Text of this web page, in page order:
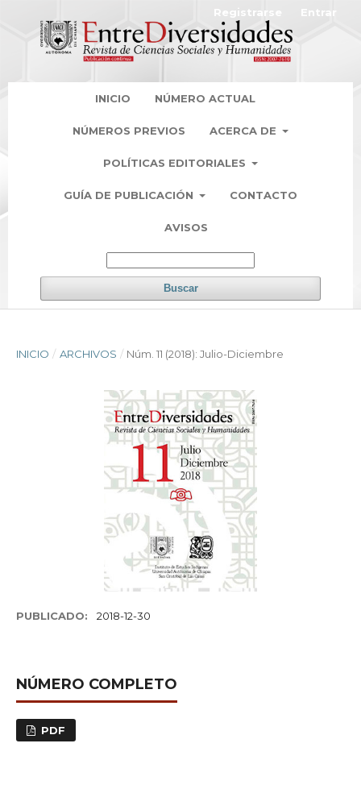
INICIO NÚMERO ACTUAL
NÚMEROS PREVIOS ACERCA DE
POLÍTICAS EDITORIALES
GUÍA DE PUBLICACIÓN CONTACTO
AVISOS
Buscar
Registrarse Entrar
INICIO / ARCHIVOS / Núm. 11 (2018): Julio-Diciembre
PUBLICADO: 2018-12-30
NÚMERO COMPLETO
PDF